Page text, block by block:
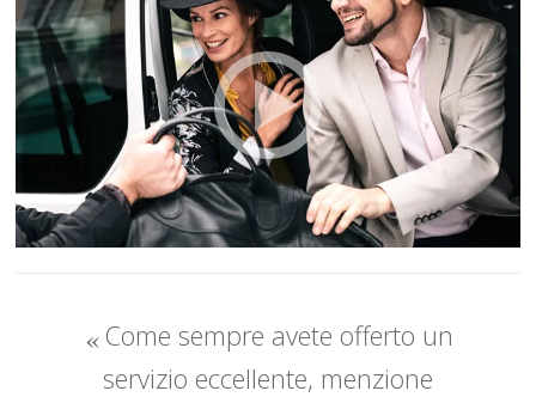
Come sempre avete offerto un
servizio eccellente, menzione